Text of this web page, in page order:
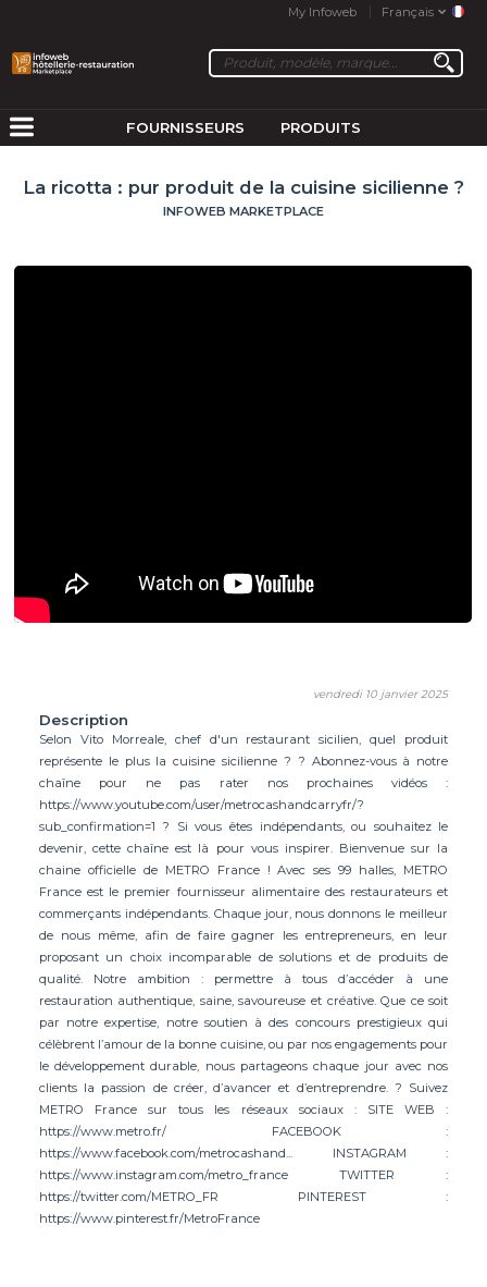
My Infoweb Français
FOURNISSEURS PRODUITS
La ricotta : pur produit de la cuisine sicilienne ?
INFOWEB MARKETPLACE
vendredi 10 janvier 2025
Description
Selon Vito Morreale, chef d'un restaurant sicilien, quel produit
représente le plus la cuisine sicilienne ? ? Abonnez-vous à notre
chaîne pour ne pas rater nos prochaines vidéos :
https://www.youtube.com/user/metrocashandcarryfr/?
sub_confirmation=1 ? Si vous êtes indépendants, ou souhaitez le
devenir, cette chaîne est là pour vous inspirer. Bienvenue sur la
chaine officielle de METRO France ! Avec ses 99 halles, METRO
France est le premier fournisseur alimentaire des restaurateurs et
commerçants indépendants. Chaque jour, nous donnons le meilleur
de nous même, afin de faire gagner les entrepreneurs, en leur
proposant un choix incomparable de solutions et de produits de
qualité. Notre ambition : permettre à tous d’accéder à une
restauration authentique, saine, savoureuse et créative. Que ce soit
par notre expertise, notre soutien à des concours prestigieux qui
célèbrent l’amour de la bonne cuisine, ou par nos engagements pour
le développement durable, nous partageons chaque jour avec nos
clients la passion de créer, d’avancer et d’entreprendre. ? Suivez
METRO France sur tous les réseaux sociaux : SITE WEB :
https://www.metro.fr/ FACEBOOK :
https://www.facebook.com/metrocashand... INSTAGRAM :
https://www.instagram.com/metro_france TWITTER :
https://twitter.com/METRO_FR PINTEREST :
https://www.pinterest.fr/MetroFrance